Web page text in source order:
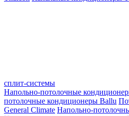
сплит-системы
Напольно-потолочные
потолочные кондиционеры Ballu
General Climate Напольно-